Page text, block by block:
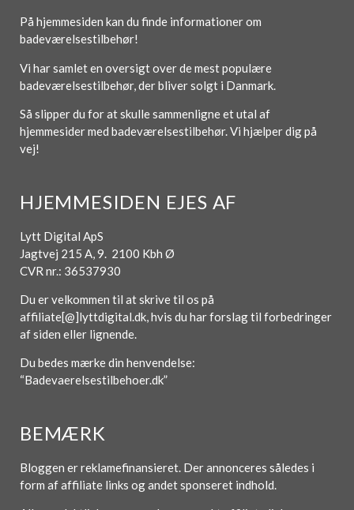
På hjemmesiden kan du finde informationer om
badeværelsestilbehør!
Vi har samlet en oversigt over de mest populære
badeværelsestilbehør, der bliver solgt i Danmark.
Så slipper du for at skulle sammenligne et utal af
hjemmesider med badeværelsestilbehør. Vi hjælper dig på
vej!
HJEMMESIDEN EJES AF
Lytt Digital ApS
Jagtvej 215 A, 9. 2100 Kbh Ø
CVR nr.: 36537930
Du er velkommen til at skrive til os på
affiliate[@]lyttdigital.dk, hvis du har forslag til forbedringer
af siden eller lignende.
Du bedes mærke din henvendelse:
“Badevaerelsestilbehoer.dk”
BEMÆRK
Bloggen er reklamefinansieret. Der annonceres således i
form af affiliate links og andet sponseret indhold.